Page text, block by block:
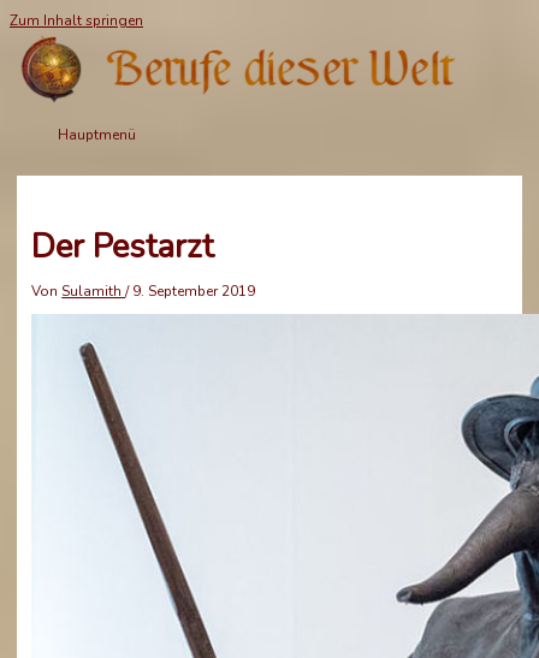
Zum Inhalt springen
Hauptmenü
Der Pestarzt
Von Sulamith/9. September 2019